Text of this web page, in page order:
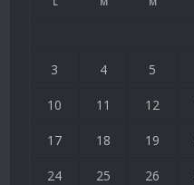
3 4 5
10 11 12
17 18 19
24 25 26